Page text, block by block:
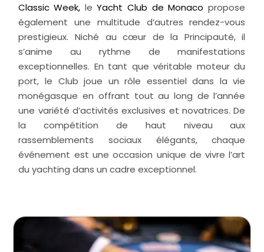
Classic Week, leYacht Club de Monaco propose
également une multitude d’autres rendez-vous
prestigieux. Niché au cœur de la Principauté, il
s’anime au rythme de manifestations
exceptionnelles. En tant que véritable moteur du
port, le Club joue un rôle essentiel dans la vie
monégasque en offrant tout au long de l’année
une variété d’activités exclusives et novatrices. De
la compétition de haut niveau aux
rassemblements sociaux élégants, chaque
événement est une occasion unique de vivre l’art
du yachting dans un cadre exceptionnel.